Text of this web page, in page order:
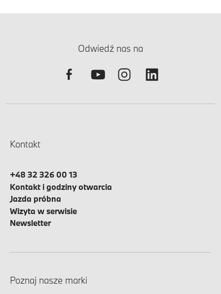
Odwiedź nas na
Kontakt
+48 32 326 00 13
Kontakt i godziny otwarcia
Jazda próbna
Wizyta w serwisie
Newsletter
Poznaj nasze marki